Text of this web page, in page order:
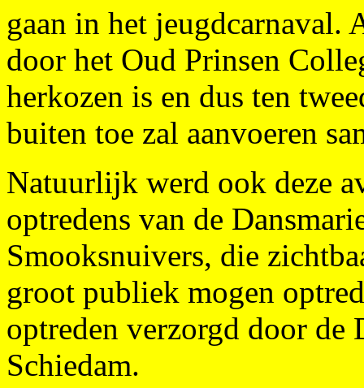
gaan in het jeugdcarnaval.
door het Oud Prinsen
herkozen is en dus ten
buiten toe zal aanvoeren
Natuurlijk werd ook deze
optredens van de
Smooksnuivers, die
groot publiek mogen
optreden verzorgd door de
Schiedam.